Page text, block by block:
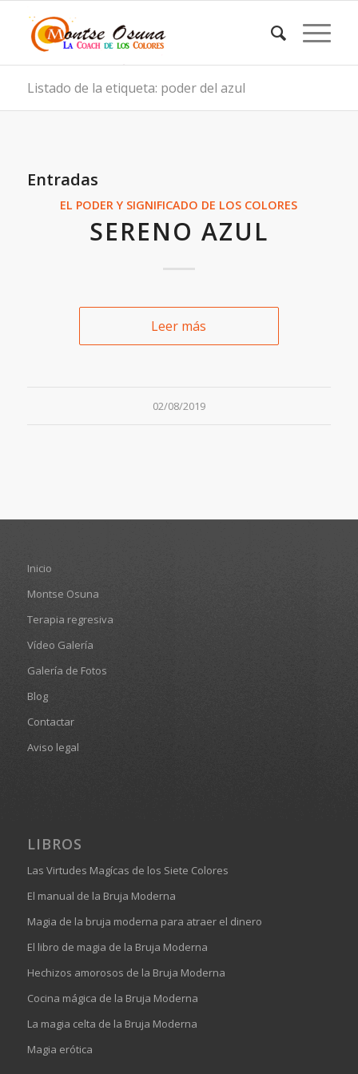
Listado de la etiqueta: poder del azul
Entradas
EL PODER Y SIGNIFICADO DE LOS COLORES
SERENO AZUL
Leer más
02/08/2019
Inicio
Montse Osuna
Terapia regresiva
Vídeo Galería
Galería de Fotos
Blog
Contactar
Aviso legal
LIBROS
Las Virtudes Magícas de los Siete Colores
El manual de la Bruja Moderna
Magia de la bruja moderna para atraer el dinero
El libro de magia de la Bruja Moderna
Hechizos amorosos de la Bruja Moderna
Cocina mágica de la Bruja Moderna
La magia celta de la Bruja Moderna
Magia erótica